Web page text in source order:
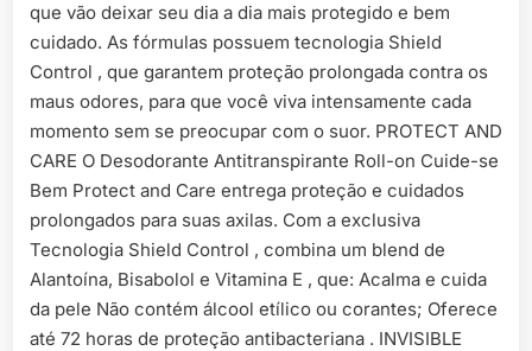
que vão deixar seu dia a dia mais protegido e bem
cuidado. As fórmulas possuem tecnologia Shield
Control , que garantem proteção prolongada contra os
maus odores, para que você viva intensamente cada
momento sem se preocupar com o suor. PROTECT AND
CARE O Desodorante Antitranspirante Roll-on Cuide-se
Bem Protect and Care entrega proteção e cuidados
prolongados para suas axilas. Com a exclusiva
Tecnologia Shield Control , combina um blend de
Alantoína, Bisabolol e Vitamina E , que: Acalma e cuida
da pele Não contém álcool etílico ou corantes; Oferece
até 72 horas de proteção antibacteriana . INVISIBLE